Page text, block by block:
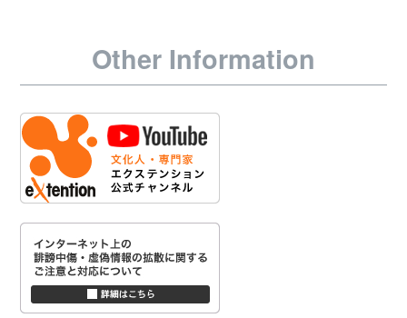
Other Information